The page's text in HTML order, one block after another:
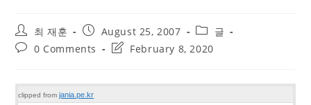
Post
author:
최 재훈
Post
published:
August 25, 2007
Post
category:
글
Post0 Comments
PostFebruary 8, 2020
clipped fromjania.pe.kr